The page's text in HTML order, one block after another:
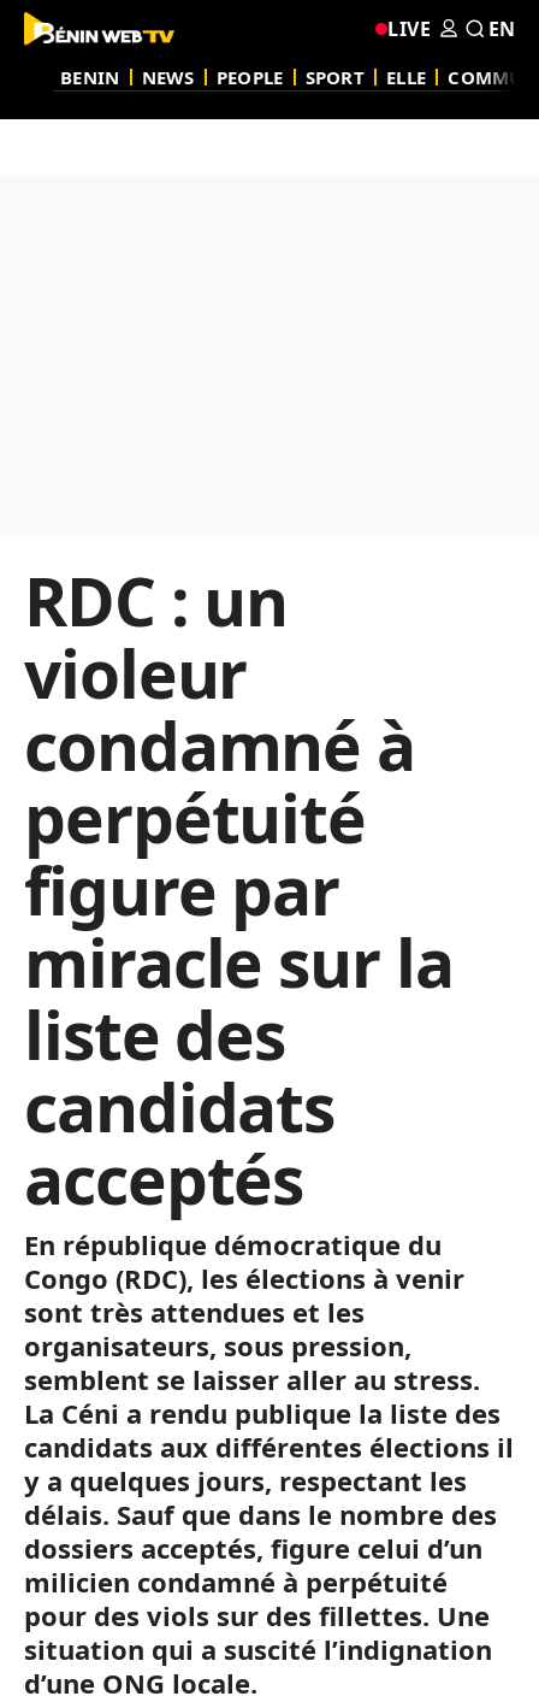
BENIN NEWS PEOPLE SPORT ELLE
LIVE EN
RDC : un
violeur
condamné à
perpétuité
figure par
miracle sur la
liste des
candidats
acceptés
En république démocratique du
Congo (RDC), les élections à venir
sont très attendues et les
organisateurs, sous pression,
semblent se laisser aller au stress.
La Céni a rendu publique la liste des
candidats aux différentes élections il
y a quelques jours, respectant les
délais. Sauf que dans le nombre des
dossiers acceptés, figure celui d’un
milicien condamné à perpétuité
pour des viols sur des fillettes. Une
situation qui a suscité l’indignation
d’une ONG locale.